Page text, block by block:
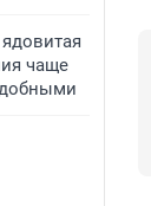
чаще